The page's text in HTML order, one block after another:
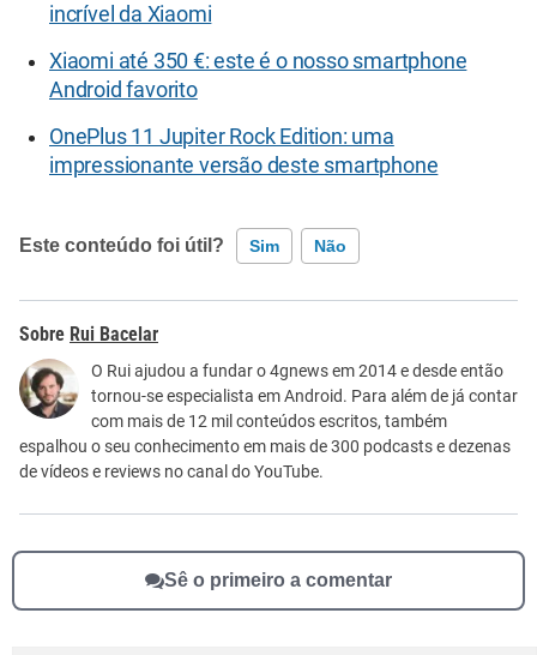
incrível da Xiaomi
Xiaomi até 350 €: este é o nosso smartphone
Android favorito
OnePlus 11 Jupiter Rock Edition: uma
impressionante versão deste smartphone
Este conteúdo foi útil? Sim Não
Este conteúdo contém informação incorreta
Este conteúdo não tem a informação que procuro
Outro
Rui Bacelar
O Rui ajudou a fundar o 4gnews em 2014 e desde então
tornou-se especialista em Android. Para além de já contar
com mais de 12 mil conteúdos escritos, também
espalhou o seu conhecimento em mais de 300 podcasts e dezenas
de vídeos e reviews no canal do YouTube.
Sê o primeiro a comentar